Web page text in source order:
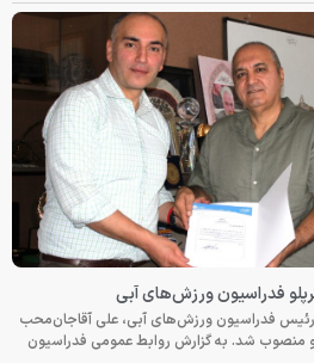
فدراسیون ورزش‌های آبی
فدراسیون ورزش‌های آبی، علی آقاجان‌محب
منصوب شد. به گزارش روابط عمومی فدراسیون